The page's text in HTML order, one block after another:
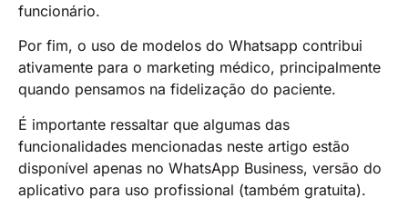
funcionário.
Por fim, o uso de modelos do Whatsapp contribui
ativamente para o marketing médico, principalmente
quando pensamos na fidelização do paciente.
É importante ressaltar que algumas das
funcionalidades mencionadas neste artigo estão
disponível apenas no WhatsApp Business, versão do
aplicativo para uso profissional (também gratuita).